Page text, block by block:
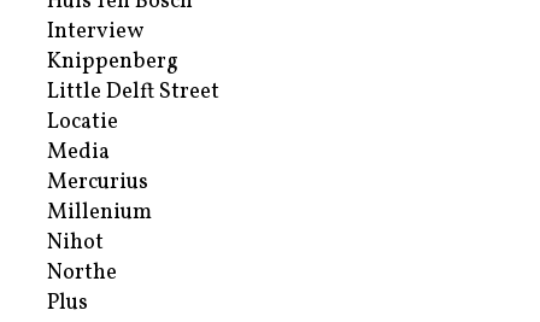
Interview
Knippenberg
Little Delft Street
Locatie
Media
Mercurius
Millenium
Nihot
Northe
Plus